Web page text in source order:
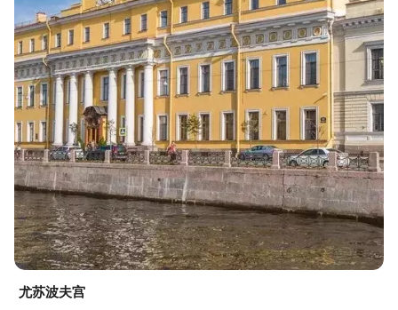
尤苏波夫宫